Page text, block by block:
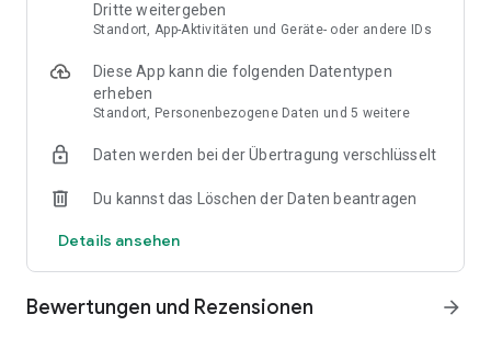
Erleben Sie die Geschichte live.
Shorts schnell auf dem Laufenden.
Bleiben Sie mit Expertenanalysen bestens informiert.
Preisgekrönte Journalisten liefern Ihnen tiefgründige
Analysen und relevante Hintergrundinformationen – damit
Sie für die Zukunft gerüstet sind.
Schalten Sie unbegrenztes Streaming frei, inklusive CNN-
Originalserien und Dokumentationen, CNN, CNN International
und HLN, indem Sie sich bei Ihrem TV-Anbieter anmelden.
Dritte weitergeben
Standort, App-Aktivitäten und Geräte- oder andere IDs
Diese App kann die folgenden Datentypen
erheben
Standort, Personenbezogene Daten und 5 weitere
Daten werden bei der Übertragung verschlüsselt
Du kannst das Löschen der Daten beantragen
Details ansehen
Bewertungen und Rezensionen arrow_forward